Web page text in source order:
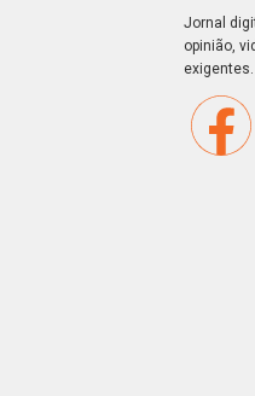
Jornal
opinião,
exigentes.